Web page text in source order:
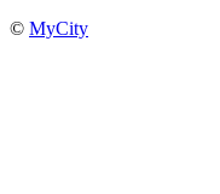
© MyCity